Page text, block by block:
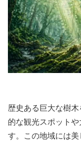
歴史ある巨大な樹
的な観光スポット
す。この地域には